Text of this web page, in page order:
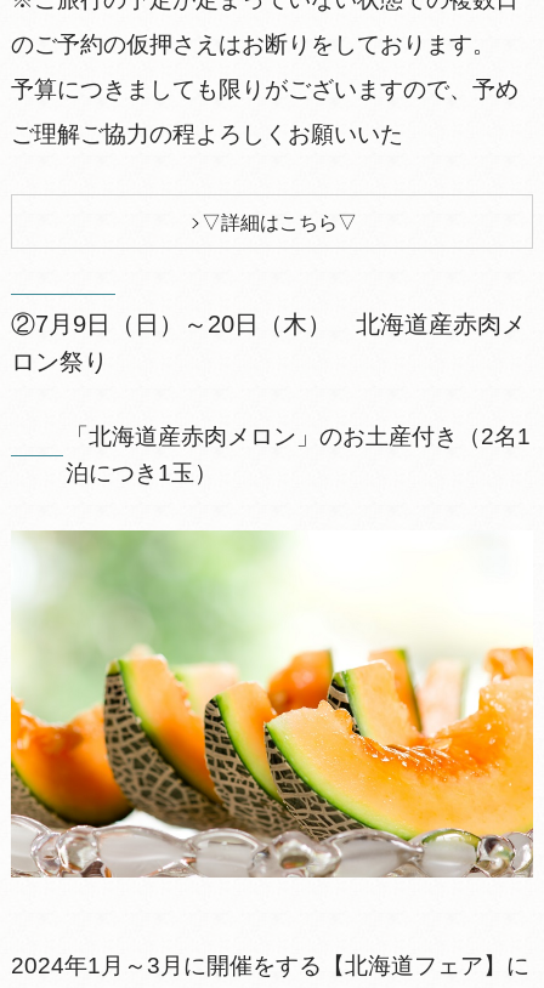
のご予約の仮押さえはお断りをしております。
予算につきましても限りがございますので、予め
ご理解ご協力の程よろしくお願いいた
▽詳細はこちら▽
②7月9日（日）～20日（木） 北海道産赤肉メ
ロン祭り
「北海道産赤肉メロン」のお土産付き（2名1
泊につき1玉）
2024年1月～3月に開催をする【北海道フェア】に